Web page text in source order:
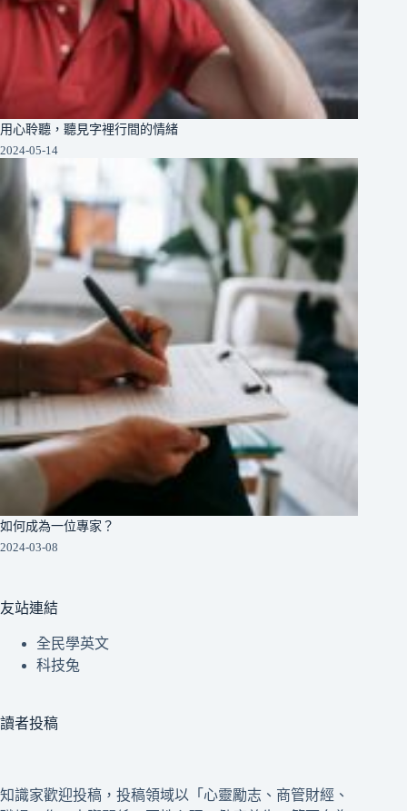
用心聆聽，聽見字裡行間的情緒
2024-05-14
如何成為一位專家？
2024-03-08
友站連結
全民學英文
科技兔
讀者投稿
知識家歡迎投稿，投稿領域以「心靈勵志、商管財經、